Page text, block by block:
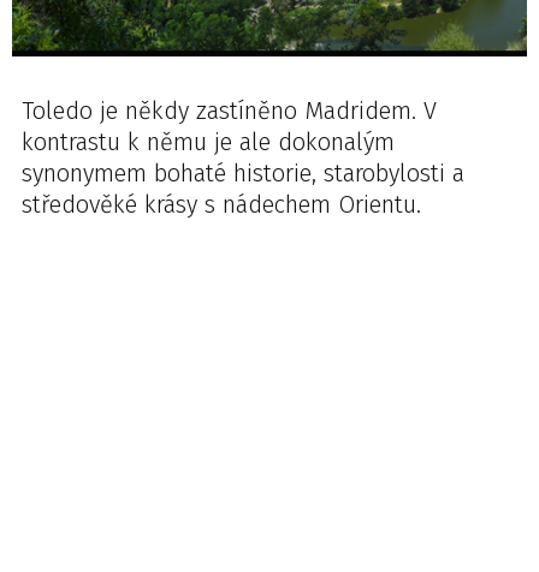
Toledo je někdy zastíněno Madridem. V
kontrastu k němu je ale dokonalým
synonymem bohaté historie, starobylosti a
středověké krásy s nádechem Orientu.